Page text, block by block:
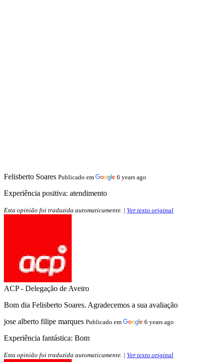
Felisberto Soares Publicado em 6 years ago
Experiência positiva: atendimento
Esta opinião foi traduzida automaticamente. | Ver texto original
ACP - Delegação de Aveiro
Bom dia Felisberto Soares. Agradecemos a sua avaliação
jose alberto filipe marques Publicado em 6 years ago
Experiência fantástica: Bom
Esta opinião foi traduzida automaticamente. | Ver texto original